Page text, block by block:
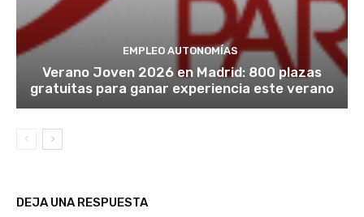
EMPLEO AUTONOMÍAS
Verano Joven 2026 en Madrid: 800 plazas
gratuitas para ganar experiencia este verano
DEJA UNA RESPUESTA